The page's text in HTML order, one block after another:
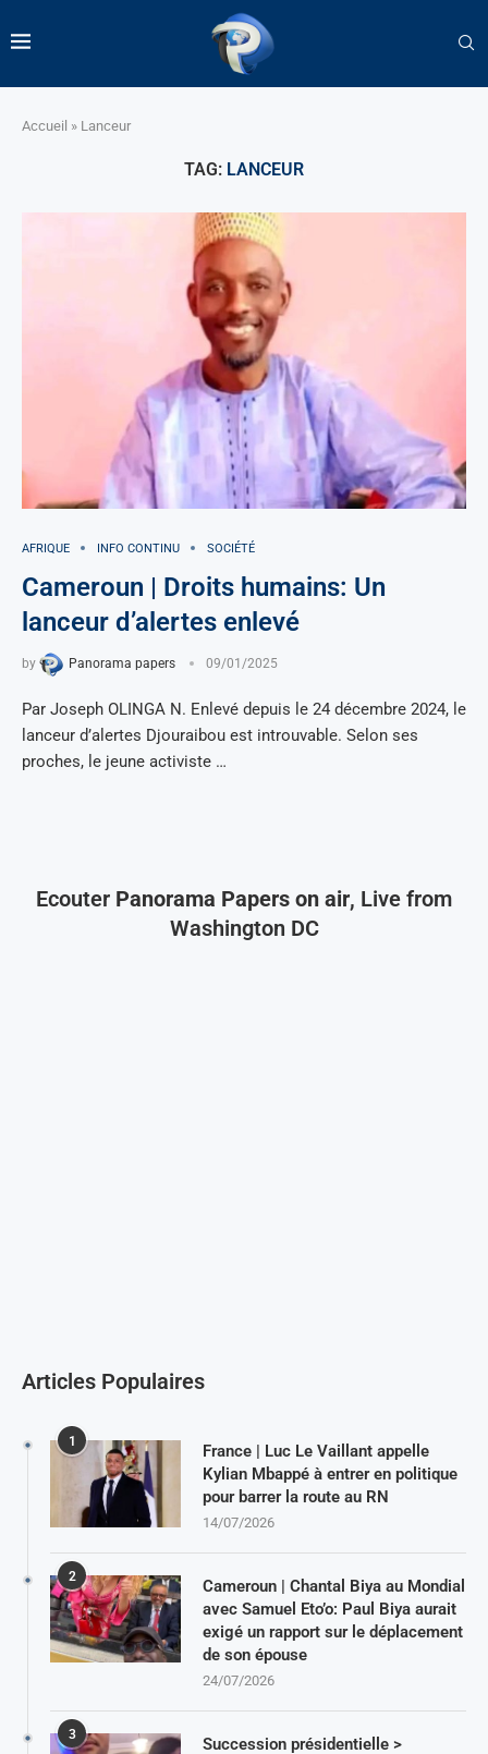
Accueil » Lanceur
TAG: LANCEUR
AFRIQUE INFO CONTINU SOCIÉTÉ
Cameroun | Droits humains: Un
lanceur d’alertes enlevé
by Panorama papers 09/01/2025
Par Joseph OLINGA N. Enlevé depuis le 24 décembre 2024, le
lanceur d’alertes Djouraibou est introuvable. Selon ses
proches, le jeune activiste …
Ecouter Panorama Papers on air, Live from
Washington DC
Articles Populaires
1
France | Luc Le Vaillant appelle
Kylian Mbappé à entrer en politique
pour barrer la route au RN
14/07/2026
2
Cameroun | Chantal Biya au Mondial
avec Samuel Eto’o: Paul Biya aurait
exigé un rapport sur le déplacement
de son épouse
24/07/2026
3
Succession présidentielle >